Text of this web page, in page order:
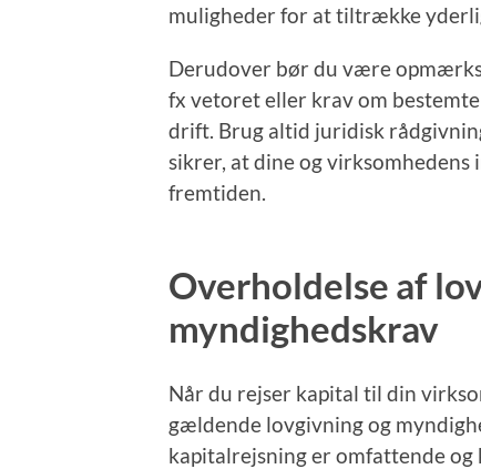
muligheder for at tiltrække
Derudover bør du være
fx vetoret eller krav om
drift. Brug altid juridisk
sikrer, at dine og
fremtiden.
Overholdelse af
myndighedskrav
Når du rejser kapital til din
gældende lovgivning og
kapitalrejsning er omfattende